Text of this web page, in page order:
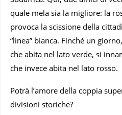
quale mela sia la migliore: la
provoca la scissione della
“linea” bianca. Finché un
che abita nel lato verde, si
che invece abita nel lato rosso.
Potrà l’amore della coppia
divisioni storiche?